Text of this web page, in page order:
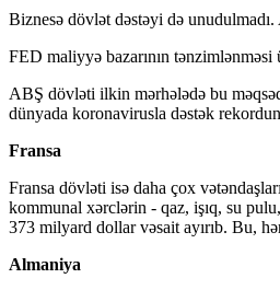
Biznesə dövlət dəstəyi də
FED maliyyə bazarının
ABŞ dövləti ilkin mərhələdə bu
dünyada koronavirusla dəstək
Fransa
Fransa dövləti isə daha çox
kommunal xərclərin - qaz, işıq, su
373 milyard dollar vəsait ayırıb. Bu,
Almaniya